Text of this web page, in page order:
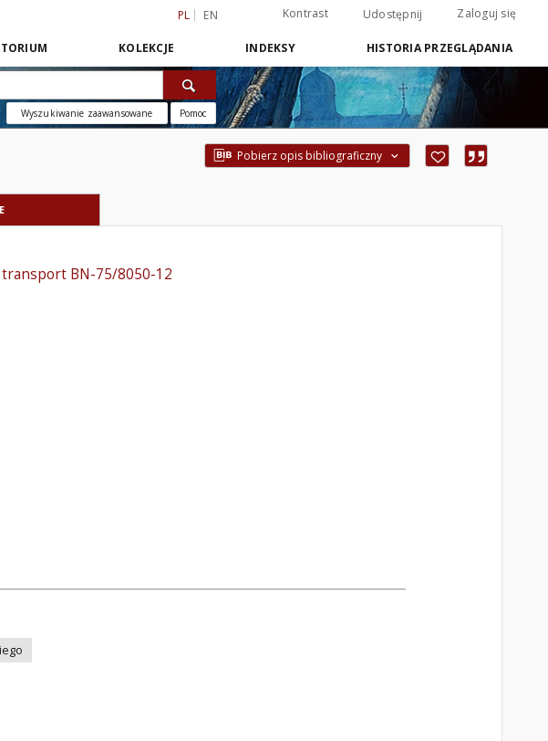
PL EN Kontrast Udostępnij Zaloguj się
KOLEKCJE INDEKSY HISTORIA PRZEGLĄDANIA
Wyszukiwanie zaawansowane Pomoc
Pobierz opis bibliograficzny
transport BN-75/8050-12